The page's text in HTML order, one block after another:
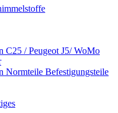
C25 / Peugeot J5/ WoMo
Normteile Befestigungsteile